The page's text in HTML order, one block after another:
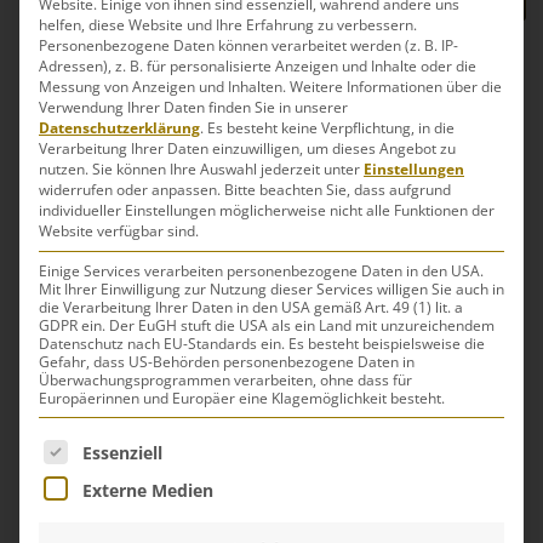
KREATIVE LÖSUNGEN FÜR
IHRE AUSSENWERBUNG
AKTUELLES
27.09.2024: “Weniger Klimawandel braucht mehr
Veränderung”
26.09.2024: Zweirad-Center Stadler – Neueröffnung
Regensburg
03.05.2024: Die nächsten 30 Jahre S&S Werbung
Website. Einige von ihnen sind essenziell, während andere uns
helfen, diese Website und Ihre Erfahrung zu verbessern.
Personenbezogene Daten können verarbeitet werden (z. B. IP-
Adressen), z. B. für personalisierte Anzeigen und Inhalte oder die
Messung von Anzeigen und Inhalten.Weitere Informationen über die
Verwendung Ihrer Daten finden Sie in unserer
Datenschutzerklärung. Es besteht keine Verpflichtung, in die
Verarbeitung Ihrer Daten einzuwilligen, um dieses Angebot zu
nutzen.Sie können Ihre Auswahl jederzeit unter Einstellungen
widerrufen oder anpassen. Bitte beachten Sie, dass aufgrund
individueller Einstellungen möglicherweise nicht alle Funktionen der
Website verfügbar sind.
Einige Services verarbeiten personenbezogene Daten in den USA.
Mit Ihrer Einwilligung zur Nutzung dieser Services willigen Sie auch in
die Verarbeitung Ihrer Daten in den USA gemäß Art. 49 (1) lit. a
GDPR ein. Der EuGH stuft die USA als ein Land mit unzureichendem
Datenschutz nach EU-Standards ein. Es besteht beispielsweise die
Gefahr, dass US-Behörden personenbezogene Daten in
Überwachungsprogrammen verarbeiten, ohne dass für
Europäerinnen und Europäer eine Klagemöglichkeit besteht.
Es folgt eine Liste der Service-Gruppen, für die eine
Essenziell
Externe Medien